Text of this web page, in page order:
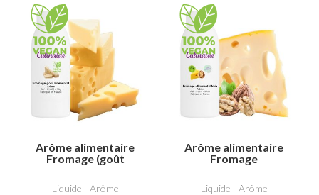
Arôme alimentaire
Fromage (goût
Liquide - Arôme
Arôme alimentaire
Fromage
Liquide - Arôme